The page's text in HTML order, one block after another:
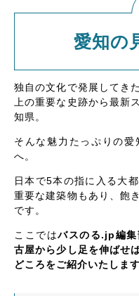
愛知の
独自の文化で発展してき
上の重要な史跡から最新
知県。
そんな魅力たっぷりの
へ。
日本で5本の指に入る大
重要な建築物もあり、飽
です。
ここではバスのる.jp編集
古屋から少し足を伸ばせ
どころをご紹介いたします